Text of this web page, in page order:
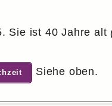
Sie ist 40 Jahre alt
Siehe oben.